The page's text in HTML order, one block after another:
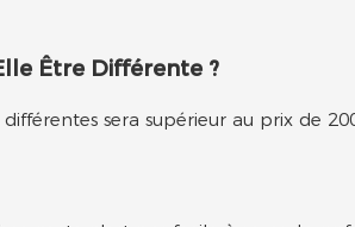
Être Différente ?
sera supérieur au prix de